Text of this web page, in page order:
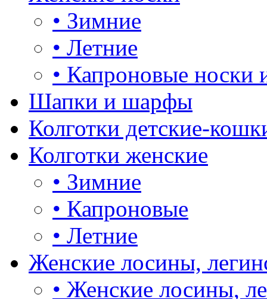
• Зимние
• Летние
• Капроновые носки
Шапки и шарфы
Колготки детские-
Колготки женские
• Зимние
• Капроновые
• Летние
Женские лосины,
• Женские лосины,